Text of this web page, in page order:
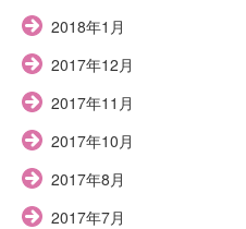
2018年1月
2017年12月
2017年11月
2017年10月
2017年8月
2017年7月